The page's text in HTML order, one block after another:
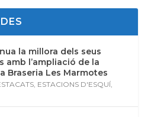
la millora dels seus
amb l’ampliació de la
Braseria Les Marmotes
, ESTACIONS D'ESQUÍ,